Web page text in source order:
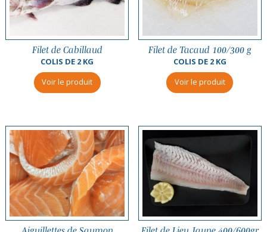
Filet de Cabillaud
COLIS DE 2 KG
Voir le produit
Filet de Tacaud 100/300 g
COLIS DE 2 KG
Voir le produit